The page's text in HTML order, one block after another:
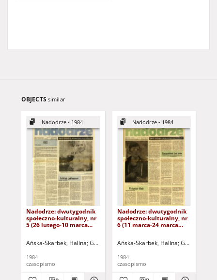
OBJECTS similar
Nadodrze - 1984
Nadodrze: dwutygodnik
społeczno-kulturalny, nr
5 (26 lutego-10 marca
Ańska-Skarbek, Halina Grabowska, Lucyna Grochomalski, Piotr
1984
czasopismo
Nadodrze - 1984
Nadodrze: dwutygodnik
społeczno-kulturalny, nr
6 (11 marca-24 marca
Ańska-Skarbek, Halina Grabowska,
1984
czasopismo